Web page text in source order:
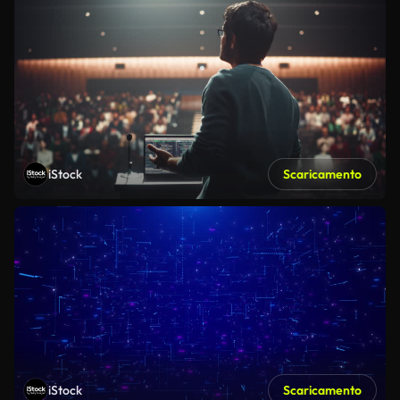
iStock Scaricamento
iStock Scaricamento